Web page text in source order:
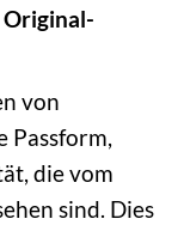
Original-
von
Passform,
die vom
sind. Dies